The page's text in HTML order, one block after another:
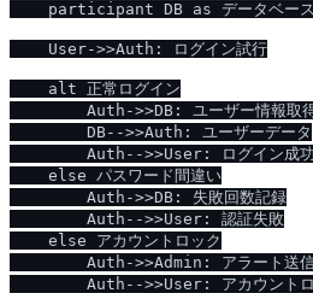
    participant DB as データベース
    User->>Auth: ログイン試行
    alt 正常ログイン
Auth->>DB: ユーザー情報取
        DB-->>Auth: ユーザーデータ
        Auth-->>User: ログイン成功
    else パスワード間違い
        Auth->>DB: 失敗回数記録
        Auth-->>User: 認証失敗
    else アカウントロック
Auth->>Admin: アラート送
Auth-->>User: アカウントロ